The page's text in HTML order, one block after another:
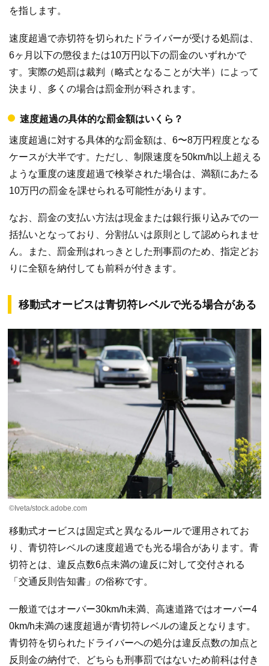
を指します。
速度超過で赤切符を切られたドライバーが受ける処罰は、
6ヶ月以下の懲役または10万円以下の罰金のいずれかで
す。実際の処罰は裁判（略式となることが大半）によって
決まり、多くの場合は罰金刑が科されます。
速度超過の具体的な罰金額はいくら？
速度超過に対する具体的な罰金額は、6〜8万円程度となる
ケースが大半です。ただし、制限速度を50km/h以上超える
ような重度の速度超過で検挙された場合は、満額にあたる
10万円の罰金を課せられる可能性があります。
なお、罰金の支払い方法は現金または銀行振り込みでの一
括払いとなっており、分割払いは原則として認められませ
ん。また、罰金刑はれっきとした刑事罰のため、指定どお
りに全額を納付しても前科が付きます。
移動式オービスは青切符レベルで光る場合がある
©Iveta/stock.adobe.com
移動式オービスは固定式と異なるルールで運用されてお
り、青切符レベルの速度超過でも光る場合があります。青
切符とは、違反点数6点未満の違反に対して交付される
「交通反則告知書」の俗称です。
一般道ではオーバー30km/h未満、高速道路ではオーバー4
0km/h未満の速度超過が青切符レベルの違反となります。
青切符を切られたドライバーへの処分は違反点数の加点と
反則金の納付で、どちらも刑事罰ではないため前科は付き